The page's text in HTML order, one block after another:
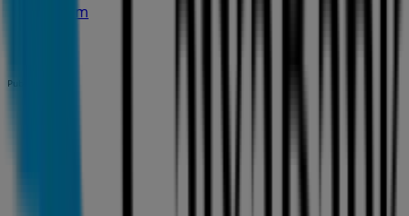
2.8 km
Publicidad